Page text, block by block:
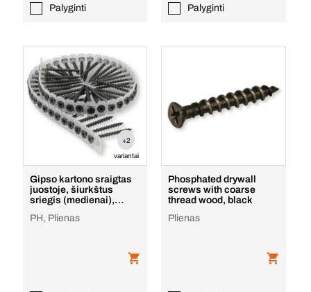
Palyginti Palyginti
+2
variantai
Gipso kartono sraigtas
juostoje, šiurkštus
sriegis (medienai),
PH, Plienas
Phosphated drywall
screws with coarse
thread wood, black
Plienas